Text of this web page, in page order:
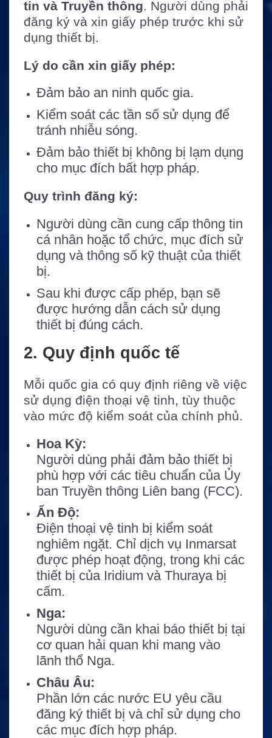
tin và Truyền thông. Người dùng phải
đăng ký và xin giấy phép trước khi sử
dụng thiết bị.
Lý do cần xin giấy phép:
Đảm bảo an ninh quốc gia.
Kiểm soát các tần số sử dụng để
tránh nhiễu sóng.
Đảm bảo thiết bị không bị lạm dụng
cho mục đích bất hợp pháp.
Quy trình đăng ký:
Người dùng cần cung cấp thông tin
cá nhân hoặc tổ chức, mục đích sử
dụng và thông số kỹ thuật của thiết
bị.
Sau khi được cấp phép, bạn sẽ
được hướng dẫn cách sử dụng
thiết bị đúng cách.
2. Quy định quốc tế
Mỗi quốc gia có quy định riêng về việc
sử dụng điện thoại vệ tinh, tùy thuộc
vào mức độ kiểm soát của chính phủ.
Hoa Kỳ:
Người dùng phải đảm bảo thiết bị
phù hợp với các tiêu chuẩn của Ủy
ban Truyền thông Liên bang (FCC).
Ấn Độ:
Điện thoại vệ tinh bị kiểm soát
nghiêm ngặt. Chỉ dịch vụ Inmarsat
được phép hoạt động, trong khi các
thiết bị của Iridium và Thuraya bị
cấm.
Nga:
Người dùng cần khai báo thiết bị tại
cơ quan hải quan khi mang vào
lãnh thổ Nga.
Châu Âu:
Phần lớn các nước EU yêu cầu
đăng ký thiết bị và chỉ sử dụng cho
các mục đích hợp pháp.